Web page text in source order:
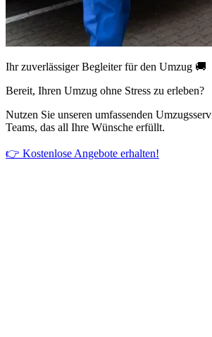
Ihr zuverlässiger Begleiter für den Umzug 🚚
Bereit, Ihren Umzug ohne Stress zu erleben?
Nutzen Sie unseren umfassenden
Teams, das all Ihre Wünsche erfüllt.
👉 Kostenlose Angebote erhalten!